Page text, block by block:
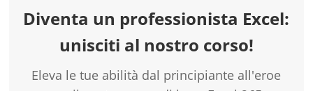
Diventa un professionista Excel:
unisciti al nostro corso!
Eleva le tue abilità dal principiante all'eroe